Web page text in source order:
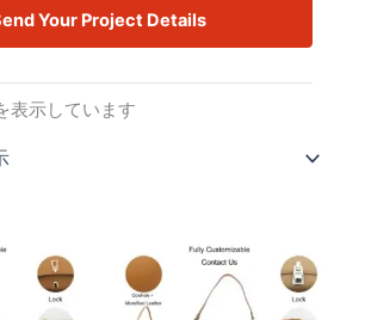
Your Project Details
表示しています